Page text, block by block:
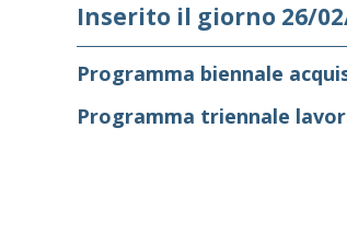
Inserito il giorno 26/
Programma biennale
Programma triennale